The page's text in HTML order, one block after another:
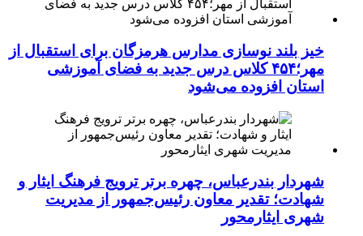
خیز بلند نوسازی مدارس هرمزگان برای استقبال از
مهر؛۴۵۴ کلاس درس جدید به فضای آموزشی
استان افزوده می‌شود
شهردار بندرعباس، چهره برتر ترویج فرهنگ ایثار و
شهادت؛ تقدیر معاون رئیس‌جمهور از مدیریت
شهری ایثارمحور